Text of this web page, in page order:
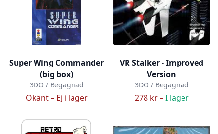
Super Wing Commander
(big box)
3DO / Begagnad
Okänt – Ej i lager
VR Stalker - Improved
Version
3DO / Begagnad
278 kr –I lager